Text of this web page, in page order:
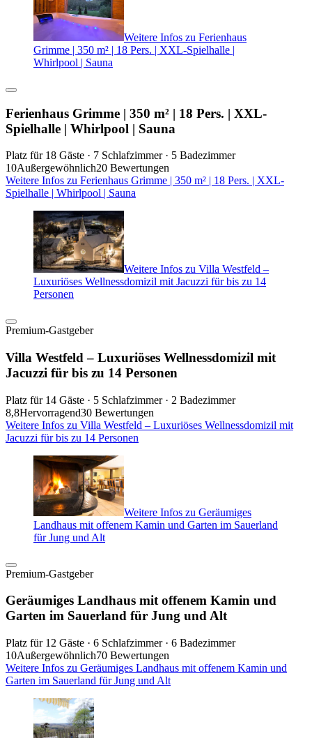
Weitere Infos zu Ferienhaus
Grimme | 350 m² | 18 Pers. | XXL-Spielhalle |
Whirlpool | Sauna
Ferienhaus Grimme | 350 m² | 18 Pers. | XXL-
Spielhalle | Whirlpool | Sauna
Platz für 18 Gäste · 7 Schlafzimmer · 5 Badezimmer
10Außergewöhnlich20 Bewertungen
Weitere Infos zu Ferienhaus Grimme | 350 m² | 18 Pers. | XXL-
Spielhalle | Whirlpool | Sauna
Weitere Infos zu Villa Westfeld –
Luxuriöses Wellnessdomizil mit Jacuzzi für bis zu 14
Personen
Premium-Gastgeber
Villa Westfeld – Luxuriöses Wellnessdomizil mit
Jacuzzi für bis zu 14 Personen
Platz für 14 Gäste · 5 Schlafzimmer · 2 Badezimmer
8,8Hervorragend30 Bewertungen
Weitere Infos zu Villa Westfeld – Luxuriöses Wellnessdomizil mit
Jacuzzi für bis zu 14 Personen
Weitere Infos zu Geräumiges
Landhaus mit offenem Kamin und Garten im Sauerland
für Jung und Alt
Premium-Gastgeber
Geräumiges Landhaus mit offenem Kamin und
Garten im Sauerland für Jung und Alt
Platz für 12 Gäste · 6 Schlafzimmer · 6 Badezimmer
10Außergewöhnlich70 Bewertungen
Weitere Infos zu Geräumiges Landhaus mit offenem Kamin und
Garten im Sauerland für Jung und Alt